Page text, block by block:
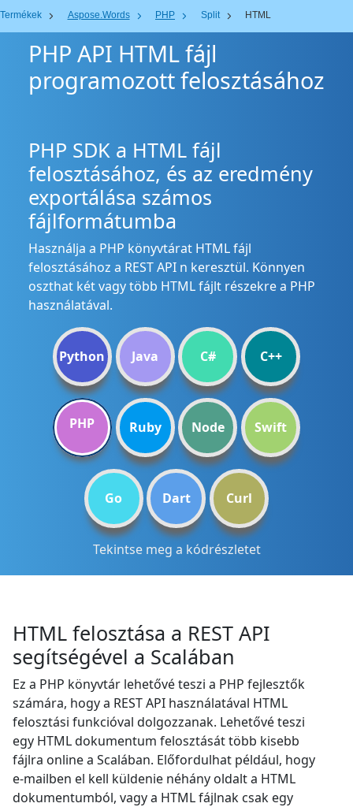
Termékek Aspose.Words PHP Split HTML
PHP API HTML fájl
programozott felosztásához
PHP SDK a HTML fájl
felosztásához, és az eredmény
exportálása számos
fájlformátumba
Használja a PHP könyvtárat HTML fájl
felosztásához a REST API n keresztül. Könnyen
oszthat két vagy több HTML fájlt részekre a PHP
használatával.
Python Java C# C++
PHP Ruby Node Swift
Go Dart Curl
Tekintse meg a kódrészletet
HTML felosztása a REST API
segítségével a Scalában
Ez a PHP könyvtár lehetővé teszi a PHP fejlesztők
számára, hogy a REST API használatával HTML
felosztási funkcióval dolgozzanak. Lehetővé teszi
egy HTML dokumentum felosztását több kisebb
fájlra online a Scalában. Előfordulhat például, hogy
e-mailben el kell küldenie néhány oldalt a HTML
dokumentumból, vagy a HTML fájlnak csak egy